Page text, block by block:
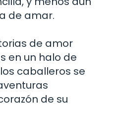
de amar.
de amor
en un halo de
caballeros se
de su